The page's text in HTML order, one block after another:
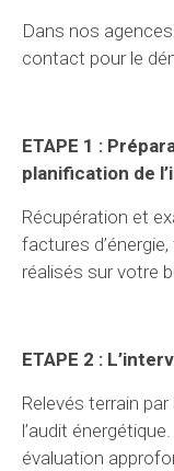
Dans nos
contact pour le
ETAPE 1 :
planification de
Récupération et
factures
réalisés sur votre
ETAPE 2 :
Relevés terrain
l’audit
évaluation